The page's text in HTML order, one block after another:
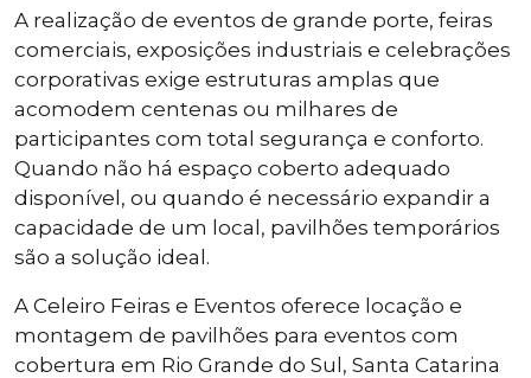
A realização de eventos de grande porte, feiras
comerciais, exposições industriais e celebrações
corporativas exige estruturas amplas que
acomodem centenas ou milhares de
participantes com total segurança e conforto.
Quando não há espaço coberto adequado
disponível, ou quando é necessário expandir a
capacidade de um local, pavilhões temporários
são a solução ideal.
A Celeiro Feiras e Eventos oferece locação e
montagem de pavilhões para eventos com
cobertura em Rio Grande do Sul, Santa Catarina